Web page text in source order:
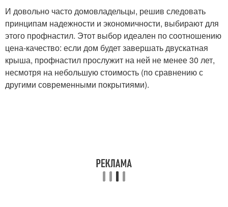
И довольно часто домовладельцы, решив следовать
принципам надежности и экономичности, выбирают для
этого профнастил. Этот выбор идеален по соотношению
цена-качество: если дом будет завершать двускатная
крыша, профнастил прослужит на ней не менее 30 лет,
несмотря на небольшую стоимость (по сравнению с
другими современными покрытиями).